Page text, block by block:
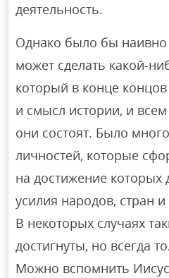
деятельность.
Однако было бы наивно
может сделать какой-
который в конце
и смысл истории, и всем
они состоят. Было
личностей, которые
на достижение которых
усилия народов, стран
В некоторых случаях
достигнуты, но всегда
Можно вспомнить